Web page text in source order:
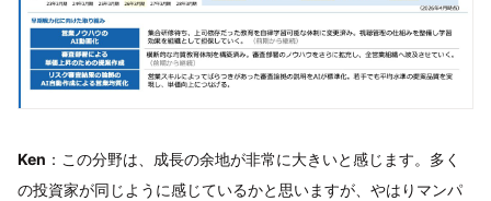
Ken ：この分野は、成長の余地が非常に大きいと感じます。多く
の投資家が同じように感じているかと思いますが、やはりマンパ